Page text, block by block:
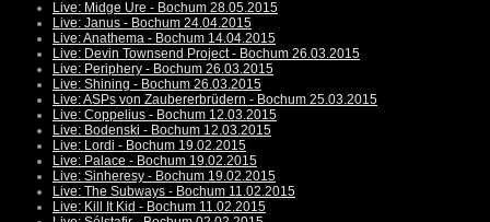
Live: Midge Ure - Bochum 28.05.2015
Live: Janus - Bochum 24.04.2015
Live: Anathema - Bochum 14.04.2015
Live: Devin Townsend Project - Bochum 26.03.2015
Live: Periphery - Bochum 26.03.2015
Live: Shining - Bochum 26.03.2015
Live: ASPs von Zaubererbrüdern - Bochum 25.03.2015
Live: Coppelius - Bochum 12.03.2015
Live: Bodenski - Bochum 12.03.2015
Live: Lordi - Bochum 19.02.2015
Live: Palace - Bochum 19.02.2015
Live: Sinheresy - Bochum 19.02.2015
Live: The Subways - Bochum 11.02.2015
Live: Kill It Kid - Bochum 11.02.2015